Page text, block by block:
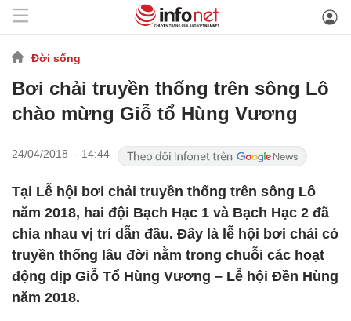
Đời sống
Bơi chải truyền thống trên sông Lô
chào mừng Giỗ tổ Hùng Vương
24/04/2018 - 14:44
Tại Lễ hội bơi chải truyền thống trên sông Lô
năm 2018, hai đội Bạch Hạc 1 và Bạch Hạc 2 đã
chia nhau vị trí dẫn đầu. Đây là lễ hội bơi chải có
truyền thống lâu đời nằm trong chuỗi các hoạt
động dịp Giỗ Tổ Hùng Vương – Lễ hội Đền Hùng
năm 2018.